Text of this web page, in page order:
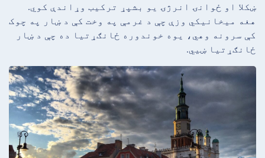
ښکلا او ځوانۍ انرژۍ یو بشپړ ترکیب وړاندې کوي.
هغه میخانیکي وزې چې د غرمې په وخت کې د ښار په چوک
کې سرونه وهي، یوه خوندوره ځانګړتیا ده چې د ښار
ځانګړتیا ښیي.